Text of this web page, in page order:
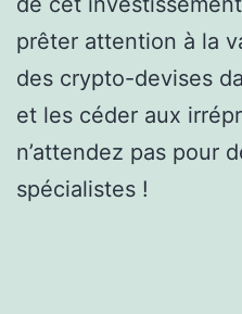
prêter attention à la
des crypto-devises
et les céder aux
n’attendez pas pour
spécialistes !